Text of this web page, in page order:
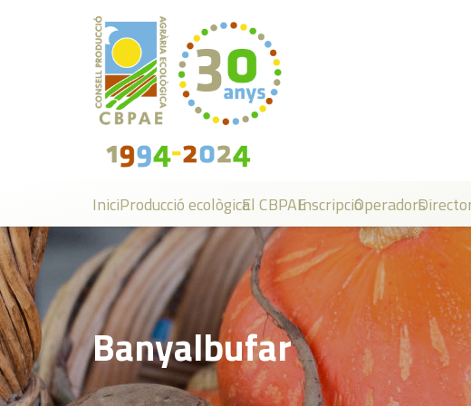
IniciProducció ecològicaEl CBPAEInscripcióOperadors
Banyalbufar